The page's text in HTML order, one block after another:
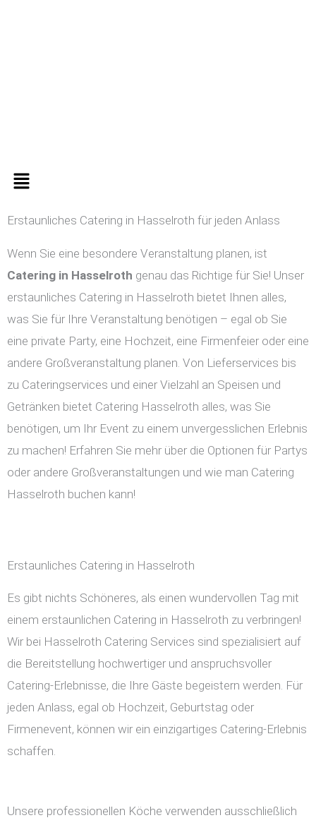
Menü
Erstaunliches Catering in Hasselroth für jeden Anlass
Wenn Sie eine besondere Veranstaltung planen, ist
Catering in Hasselroth genau das Richtige für Sie! Unser
erstaunliches Catering in Hasselroth bietet Ihnen alles,
was Sie für Ihre Veranstaltung benötigen – egal ob Sie
eine private Party, eine Hochzeit, eine Firmenfeier oder eine
andere Großveranstaltung planen. Von Lieferservices bis
zu Cateringservices und einer Vielzahl an Speisen und
Getränken bietet Catering Hasselroth alles, was Sie
benötigen, um Ihr Event zu einem unvergesslichen Erlebnis
zu machen! Erfahren Sie mehr über die Optionen für Partys
oder andere Großveranstaltungen und wie man Catering
Hasselroth buchen kann!
Erstaunliches Catering in Hasselroth
Es gibt nichts Schöneres, als einen wundervollen Tag mit
einem erstaunlichen Catering in Hasselroth zu verbringen!
Wir bei Hasselroth Catering Services sind spezialisiert auf
die Bereitstellung hochwertiger und anspruchsvoller
Catering-Erlebnisse, die Ihre Gäste begeistern werden. Für
jeden Anlass, egal ob Hochzeit, Geburtstag oder
Firmenevent, können wir ein einzigartiges Catering-Erlebnis
schaffen.
Unsere professionellen Köche verwenden ausschließlich